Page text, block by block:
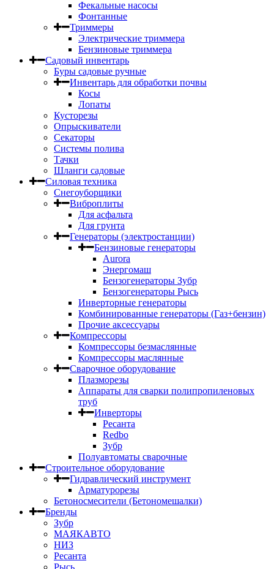
Фекальные насосы
Фонтанные
Триммеры
Электрические триммера
Бензиновые триммера
Садовый инвентарь
Буры садовые ручные
Инвентарь для обработки почвы
Косы
Лопаты
Кусторезы
Опрыскиватели
Секаторы
Системы полива
Тачки
Шланги садовые
Силовая техника
Снегоуборщики
Виброплиты
Для асфальта
Для грунта
Генераторы (электростанции)
Бензиновые генераторы
Aurora
Энергомаш
Бензогенераторы Зубр
Бензогенераторы Рысь
Инверторные генераторы
Комбинированные генераторы (Газ+бензин)
Прочие аксессуары
Компрессоры
Компрессоры безмаслянные
Компрессоры маслянные
Сварочное оборудование
Плазморезы
Аппараты для сварки полипропиленовых
труб
Инверторы
Ресанта
Redbo
Зубр
Полуавтоматы сварочные
Строительное оборудование
Гидравлический инструмент
Арматурорезы
Бетоносмесители (Бетономешалки)
Бренды
Зубр
МАЯКАВТО
НИЗ
Ресанта
Рысь